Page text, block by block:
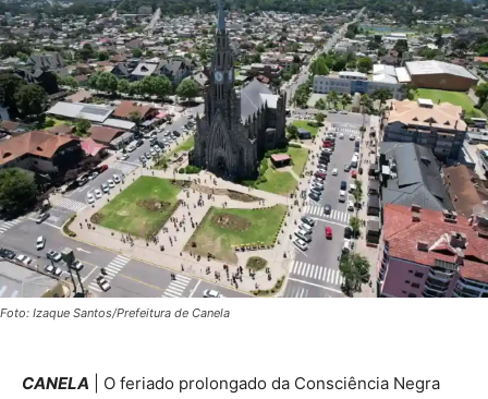
Foto: Izaque Santos/Prefeitura de Canela
CANELA | O feriado prolongado da Consciência Negra